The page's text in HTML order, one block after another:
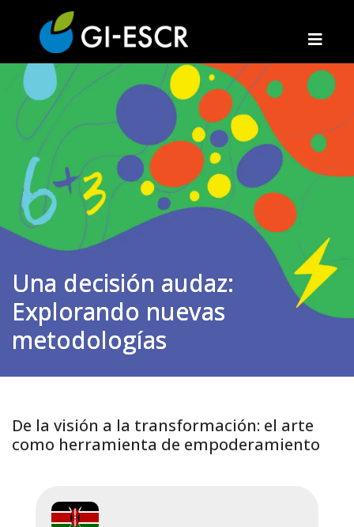
Una decisión audaz:
Explorando nuevas
metodologías
De la visión a la transformación: el arte
como herramienta de empoderamiento